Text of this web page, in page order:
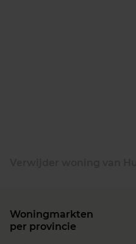
Woningmarkten
per provincie